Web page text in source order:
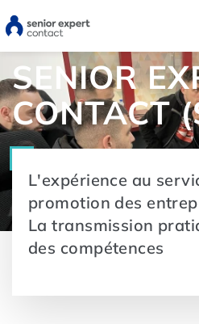
POTENTIAL MEETS
SENIOR
CONTACT
L'expérience au
promotion des
La transmission
des compétences